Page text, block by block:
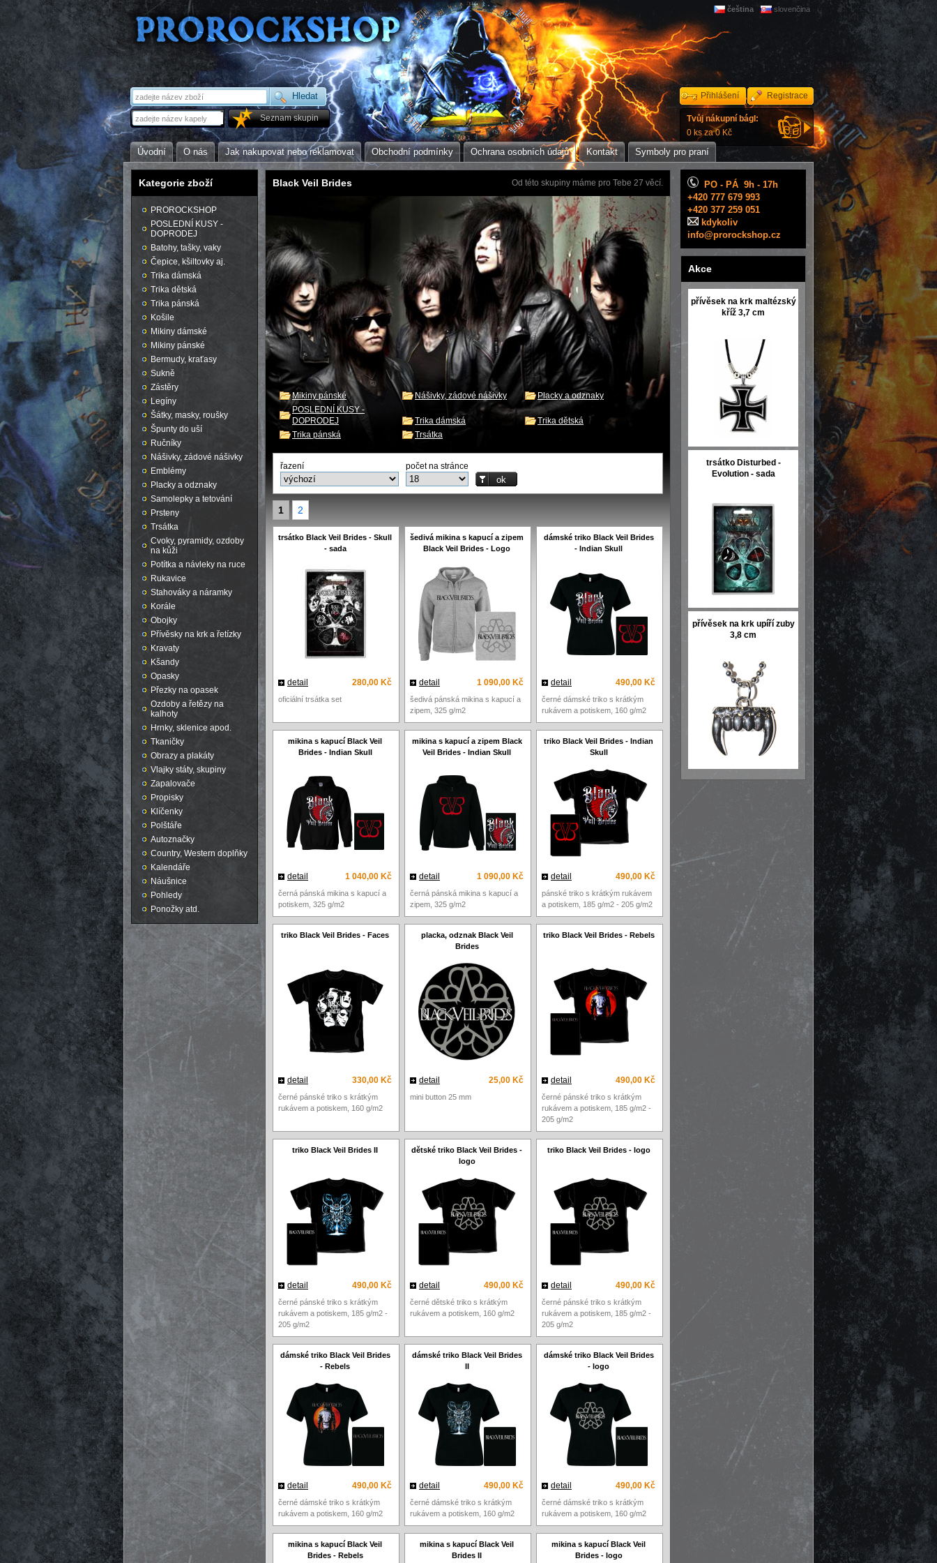
Seznam skupin
Přihlášení Registrace
Úvodní O nás Jak nakupovat nebo reklamovat Obchodní podmínky Ochrana osobních údajů Kontakt Symboly pro praní
čeština slovenčina
Tvůj nákupní bágl:
0 ks za 0 Kč
Od této skupiny máme pro Tebe 27 věcí.
Black Veil Brides
Mikiny pánské Nášivky, zádové nášivky
Placky a odznaky
POSLEDNÍ KUSY -
DOPRODEJ
Trika dámská
Trika dětská
Trika pánská
Trsátka
řazení počet na stránce
1 2
trsátko Black Veil Brides - Skull
- sada
šedivá mikina s kapucí a zipem
Black Veil Brides - Logo
dámské triko Black Veil Brides
- Indian Skull
280,00 Kč
detail 1 090,00 Kč
detail 490,00 Kč
detail
oficiální trsátka set
šedivá pánská mikina s kapucí a
zipem, 325 g/m2
černé dámské triko s krátkým
rukávem a potiskem, 160 g/m2
mikina s kapucí Black Veil
Brides - Indian Skull
mikina s kapucí a zipem Black
Veil Brides - Indian Skull
triko Black Veil Brides - Indian
Skull
1 040,00 Kč
detail 1 090,00 Kč
detail 490,00 Kč
detail
černá pánská mikina s kapucí a
potiskem, 325 g/m2
černá pánská mikina s kapucí a
zipem, 325 g/m2
pánské triko s krátkým rukávem
a potiskem, 185 g/m2 - 205 g/m2
triko Black Veil Brides - Faces
placka, odznak Black Veil
Brides
triko Black Veil Brides - Rebels
330,00 Kč
detail 25,00 Kč
detail 490,00 Kč
detail
černé pánské triko s krátkým
rukávem a potiskem, 160 g/m2
mini button 25 mm
černé pánské triko s krátkým
rukávem a potiskem, 185 g/m2 -
205 g/m2
triko Black Veil Brides II
dětské triko Black Veil Brides -
logo
triko Black Veil Brides - logo
490,00 Kč
detail 490,00 Kč
detail 490,00 Kč
detail
černé pánské triko s krátkým
rukávem a potiskem, 185 g/m2 -
205 g/m2
černé dětské triko s krátkým
rukávem a potiskem, 160 g/m2
černé pánské triko s krátkým
rukávem a potiskem, 185 g/m2 -
205 g/m2
dámské triko Black Veil Brides
- Rebels
dámské triko Black Veil Brides
dámské triko Black Veil Brides
- logo
490,00 Kč
detail 490,00 Kč
detail 490,00 Kč
detail
černé dámské triko s krátkým
rukávem a potiskem, 160 g/m2
černé dámské triko s krátkým
rukávem a potiskem, 160 g/m2
černé dámské triko s krátkým
rukávem a potiskem, 160 g/m2
mikina s kapucí Black Veil
Brides - Rebels
mikina s kapucí Black Veil
Brides II
mikina s kapucí Black Veil
Brides - logo
Kategorie zboží
PROROCKSHOP
POSLEDNÍ KUSY -
DOPRODEJ
Batohy, tašky, vaky
Čepice, kšiltovky aj.
Trika dámská
Trika dětská
Trika pánská
Košile
Mikiny dámské
Mikiny pánské
Bermudy, kraťasy
Sukně
Zástěry
Legíny
Šátky, masky, roušky
Špunty do uší
Ručníky
Nášivky, zádové nášivky
Emblémy
Placky a odznaky
Samolepky a tetování
Prsteny
Trsátka
Cvoky, pyramidy, ozdoby
na kůži
Potítka a návleky na ruce
Rukavice
Stahováky a náramky
Korále
Obojky
Přívěsky na krk a řetízky
Kravaty
Kšandy
Opasky
Přezky na opasek
Ozdoby a řetězy na
kalhoty
Hrnky, sklenice apod.
Tkaničky
Obrazy a plakáty
Vlajky státy, skupiny
Zapalovače
Propisky
Klíčenky
Polštáře
Autoznačky
Country, Western doplňky
Kalendáře
Náušnice
Pohledy
Ponožky atd.
PO - PÁ 9h - 17h
+420 777 679 993
+420 377 259 051
kdykoliv
info@prorockshop.cz
Akce
přívěsek na krk maltézský
kříž 3,7 cm
trsátko Disturbed -
Evolution - sada
přívěsek na krk upíří zuby
3,8 cm